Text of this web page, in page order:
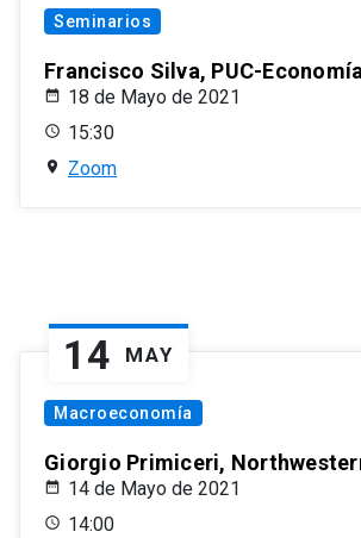
Seminarios
Francisco Silva, PUC-Economía
18 de Mayo de 2021
15:30
Zoom
14 MAY
Macroeconomía
Giorgio Primiceri,
14 de Mayo de 2021
14:00